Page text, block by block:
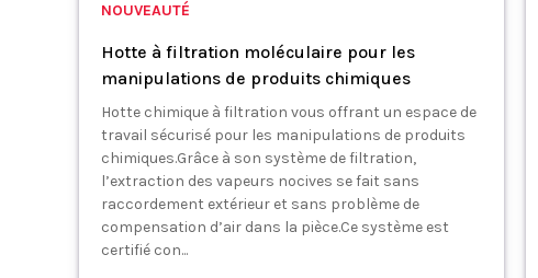
NOUVEAUTÉ
Hotte à filtration moléculaire pour les
manipulations de produits chimiques
Hotte chimique à filtration vous offrant un espace de
travail sécurisé pour les manipulations de produits
chimiques.Grâce à son système de filtration,
l’extraction des vapeurs nocives se fait sans
raccordement extérieur et sans problème de
compensation d’air dans la pièce.Ce système est
certifié con...